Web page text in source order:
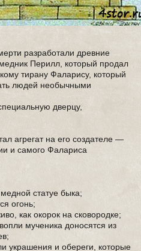
разработали древние
Перилл, который продал
тирану Фаларису, который
людей необычными
дверцу,
агрегат на его создателе —
и самого Фалариса
статуе быка;
огонь;
как окорок на сковородке;
мученика доносятся из
украшения и обереги, которые